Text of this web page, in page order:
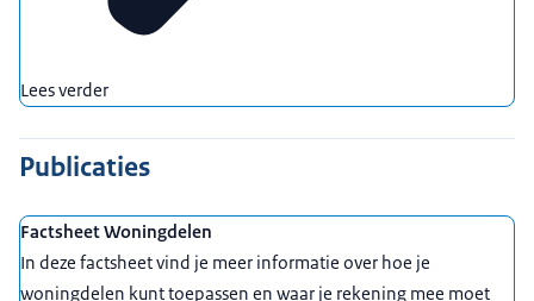
Lees verder
Publicaties
Factsheet Woningdelen
In deze factsheet vind je meer informatie over hoe je
woningdelen kunt toepassen en waar je rekening mee moet